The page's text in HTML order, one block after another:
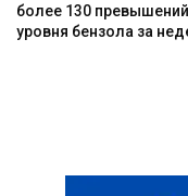
более 130 превышений
уровня бензола за